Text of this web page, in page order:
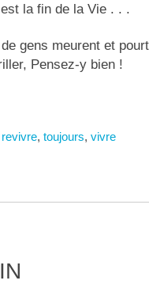
la fin de la Vie . . .
gens meurent et
Pensez-y bien !
revivre, toujours, vivre